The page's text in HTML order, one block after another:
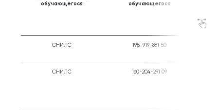
обучающегося
обучающегося
СНИЛС 195-919-881 50
СНИЛС 160-204-291 09